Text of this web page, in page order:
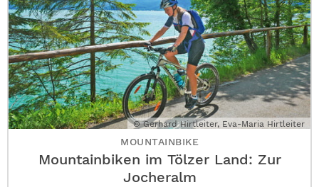
© Gerhard Hirtleiter, Eva-Maria Hirtleiter
MOUNTAINBIKE
Mountainbiken im Tölzer Land: Zur
Jocheralm